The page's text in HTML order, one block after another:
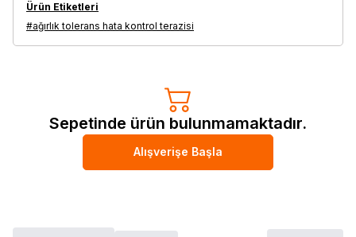
Ürün Etiketleri
#ağırlık tolerans hata kontrol terazisi
Sepetinde ürün bulunmamaktadır.
Alışverişe Başla